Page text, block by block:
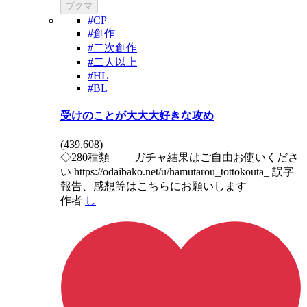
ブクマ
#CP
#創作
#二次創作
#二人以上
#HL
#BL
受けのことが大大大好きな攻め
(439,608)
◇280種類 ガチャ結果はご自由お使いくださ
い https://odaibako.net/u/hamutarou_tottokouta_ 誤字
報告、感想等はこちらにお願いします
作者 し